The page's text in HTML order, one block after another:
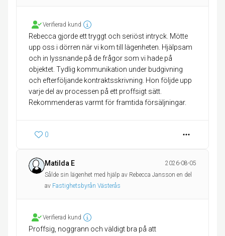
Verifierad kund
Rebecca gjorde ett tryggt och seriöst intryck. Mötte
upp oss i dörren när vi kom till lägenheten. Hjälpsam
och in lyssnande på de frågor som vi hade på
objektet. Tydlig kommunikation under budgivning
och efterföljande kontraktsskrivning. Hon följde upp
varje del av processen på ett proffsigt sätt.
Rekommenderas varmt för framtida försäljningar.
0
Matilda E
2026-08-05
Sålde sin lägenhet med hjälp av Rebecca Jansson en del
av Fastighetsbyrån Västerås
Verifierad kund
Proffsig, noggrann och väldigt bra på att